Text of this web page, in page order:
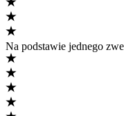
Na podstawie jednego